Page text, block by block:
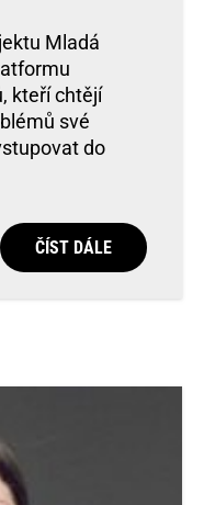
Mladá
kteří chtějí
své
do
ČÍST DÁLE